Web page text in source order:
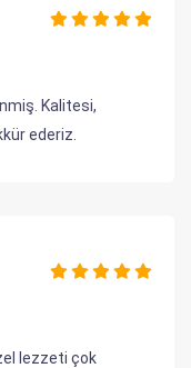
Kalitesi,
ederiz.
lezzeti çok